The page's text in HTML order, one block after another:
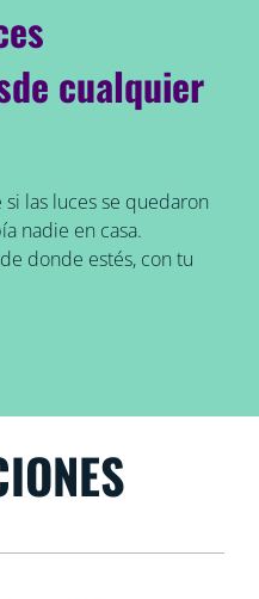
cualquier
las luces se quedaron
nadie en casa.
donde estés, con tu